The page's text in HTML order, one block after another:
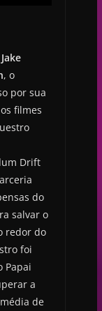
, o
por sua
filmes
Drift
do
salvar o
redor do
foi
Papai
a
de